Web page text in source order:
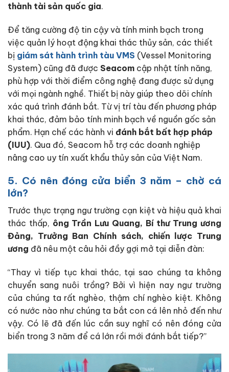
thành tài sản quốc gia.
Để tăng cường độ tin cậy và tính minh bạch trong
việc quản lý hoạt động khai thác thủy sản, các thiết
bị giám sát hành trình tàu VMS (Vessel Monitoring
System) cũng đã được Seacom cập nhật tính năng,
phù hợp với thời điểm công nghệ đang được sử dụng
với mọi ngành nghề. Thiết bị này giúp theo dõi chính
xác quá trình đánh bắt. Từ vị trí tàu đến phương pháp
khai thác, đảm bảo tính minh bạch về nguồn gốc sản
phẩm. Hạn chế các hành vi đánh bắt bất hợp pháp
(IUU). Qua đó, Seacom hỗ trợ các doanh nghiệp
nâng cao uy tín xuất khẩu thủy sản của Việt Nam.
5. Có nên đóng cửa biển 3 năm – chờ cá
lớn?
Trước thực trạng ngư trường cạn kiệt và hiệu quả khai
thác thấp, ông Trần Lưu Quang, Bí thư Trung ương
Đảng, Trưởng Ban Chính sách, chiến lược Trung
ương đã nêu một câu hỏi đầy gợi mở tại diễn đàn:
“Thay vì tiếp tục khai thác, tại sao chúng ta không
chuyển sang nuôi trồng? Bởi vì hiện nay ngư trường
của chúng ta rất nghèo, thậm chí nghèo kiệt. Không
có nước nào như chúng ta bắt con cá lên nhỏ đến như
vậy. Có lẽ đã đến lúc cần suy nghĩ có nên đóng cửa
biển trong 3 năm để cá lớn rồi mới đánh bắt tiếp?”